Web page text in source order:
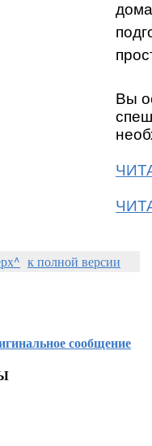
Вы
к полной версии
сообщение